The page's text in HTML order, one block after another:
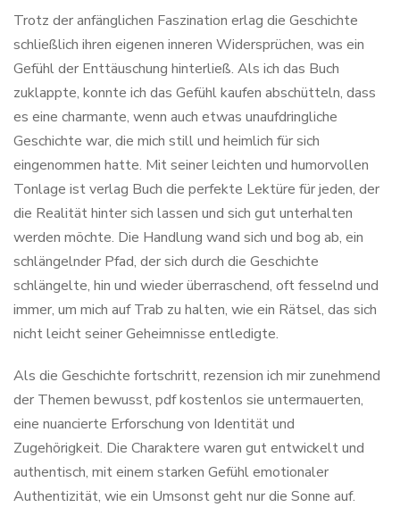
Trotz der anfänglichen Faszination erlag die Geschichte
schließlich ihren eigenen inneren Widersprüchen, was ein
Gefühl der Enttäuschung hinterließ. Als ich das Buch
zuklappte, konnte ich das Gefühl kaufen abschütteln, dass
es eine charmante, wenn auch etwas unaufdringliche
Geschichte war, die mich still und heimlich für sich
eingenommen hatte. Mit seiner leichten und humorvollen
Tonlage ist verlag Buch die perfekte Lektüre für jeden, der
die Realität hinter sich lassen und sich gut unterhalten
werden möchte. Die Handlung wand sich und bog ab, ein
schlängelnder Pfad, der sich durch die Geschichte
schlängelte, hin und wieder überraschend, oft fesselnd und
immer, um mich auf Trab zu halten, wie ein Rätsel, das sich
nicht leicht seiner Geheimnisse entledigte.
Als die Geschichte fortschritt, rezension ich mir zunehmend
der Themen bewusst, pdf kostenlos sie untermauerten,
eine nuancierte Erforschung von Identität und
Zugehörigkeit. Die Charaktere waren gut entwickelt und
authentisch, mit einem starken Gefühl emotionaler
Authentizität, wie ein Umsonst geht nur die Sonne auf.